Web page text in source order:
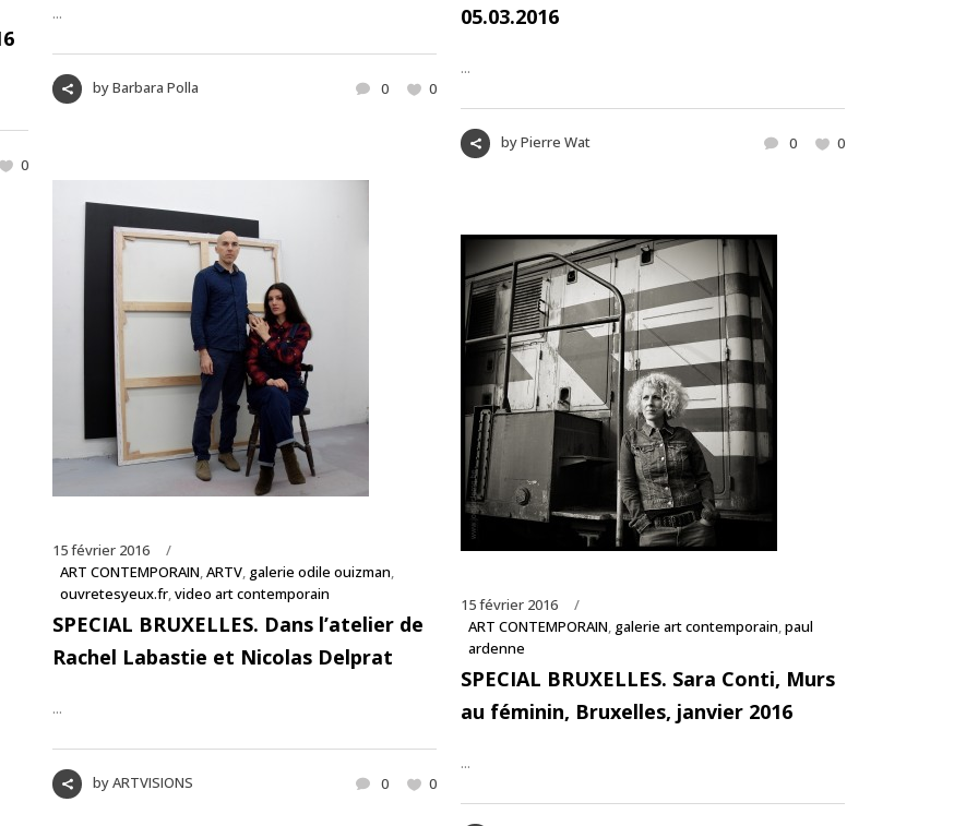
...
byBarbara Polla 0 0
0
05.03.2016
...
byPierre Wat 0 0
15 février 2016
ART CONTEMPORAIN,ARTV, galerie odile ouizman,
ouvretesyeux.fr,video art contemporain
SPECIAL BRUXELLES. Dans l’atelier de
Rachel Labastie et Nicolas Delprat
...
byARTVISIONS 0 0
15 février 2016
ART CONTEMPORAIN, galerie art contemporain,paul
ardenne
SPECIAL BRUXELLES. Sara Conti, Murs
au féminin, Bruxelles, janvier 2016
...